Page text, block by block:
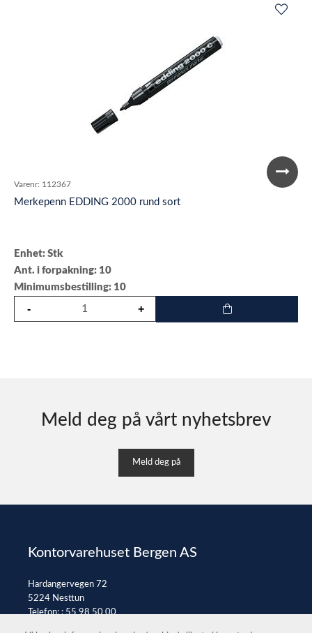
Varenr: 112367
Merkepenn EDDING 2000 rund sort
Enhet: Stk
Ant. i forpakning: 10
Minimumsbestilling: 10
Meld deg på vårt nyhetsbrev
Meld deg på
Kontorvarehuset Bergen AS
Hardangervegen 72
5224 Nesttun
Telefon: :55 98 50 00